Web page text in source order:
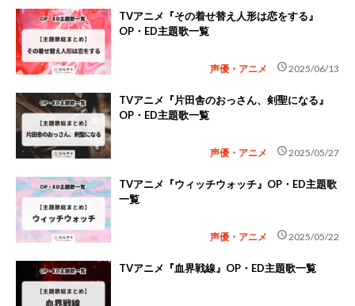
TVアニメ『その着せ替え人形は恋をする』
OP・ED主題歌一覧
声優・アニメ schedule2025/06/13
TVアニメ『片田舎のおっさん、剣聖になる』
OP・ED主題歌一覧
声優・アニメ schedule2025/05/27
TVアニメ『ウィッチウォッチ』OP・ED主題歌
一覧
声優・アニメ schedule2025/05/22
TVアニメ『血界戦線』OP・ED主題歌一覧